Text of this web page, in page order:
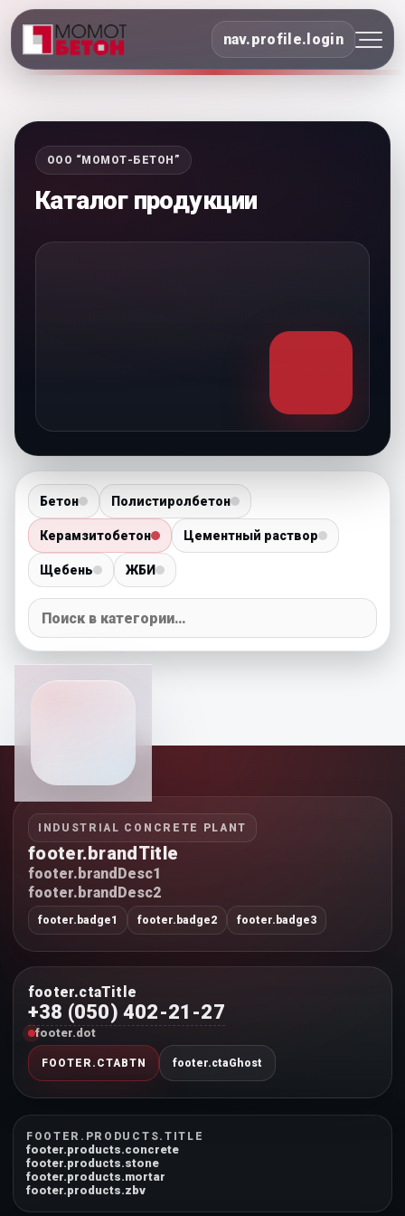
nav.profile.login
ООО “МОМОТ-БЕТОН”
Каталог продукции
Бетон Полистиролбетон
Керамзитобетон Цементный раствор
Щебень ЖБИ
INDUSTRIAL CONCRETE PLANT
footer.brandTitle
footer.brandDesc1
footer.brandDesc2
footer.badge1 footer.badge2 footer.badge3
footer.ctaTitle
+38 (050) 402-21-27
footer.dot
FOOTER.CTABTN footer.ctaGhost
FOOTER.PRODUCTS.TITLE
footer.products.concrete
footer.products.stone
footer.products.mortar
footer.products.zbv